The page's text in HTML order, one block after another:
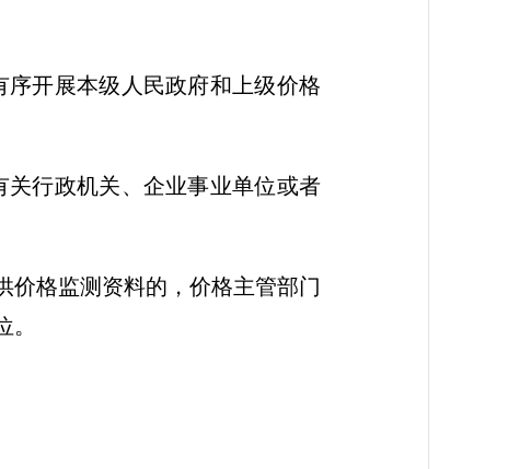
开展本级人民政府和上级价格
行政机关、企业事业单位或者
格监测资料的，价格主管部门